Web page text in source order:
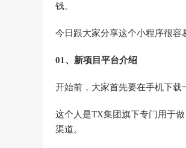
钱。
今日跟大家分享这个小程序很容
01、新项目平台介绍
开始前，大家首先要在手机下载
这个人是TX集团旗下专门用于
渠道。